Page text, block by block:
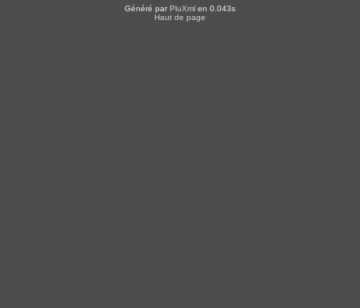
Généré parPluXml en 0.043s
Haut de page